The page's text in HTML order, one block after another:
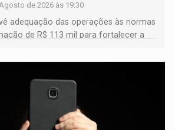
de 2026 às 19:30
adequação das operações às normas
de R$ 113 mil para fortalecer a